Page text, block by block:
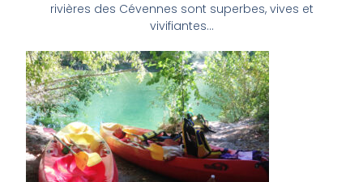
rivières des Cévennes sont superbes, vives et
vivifiantes…